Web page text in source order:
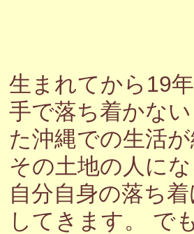
生まれてから19
手で落ち着かな
た沖縄での生活
その土地の人に
自分自身の落ち
してきます。 で